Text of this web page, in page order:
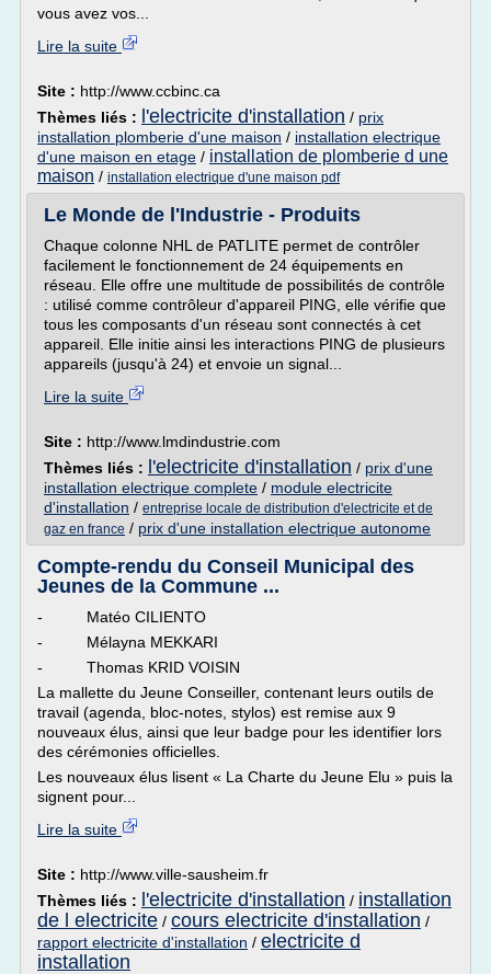
vous avez vos...
Lire la suite
Site : http://www.ccbinc.ca
Thèmes liés :
l'electricite d'installation / prix
installation plomberie d'une maison / installation electrique
d'une maison en etage / installation de plomberie d une
maison / installation electrique d'une maison pdf
Le Monde de l'Industrie - Produits
Chaque colonne NHL de PATLITE permet de contrôler
facilement le fonctionnement de 24 équipements en
réseau. Elle offre une multitude de possibilités de contrôle
: utilisé comme contrôleur d'appareil PING, elle vérifie que
tous les composants d'un réseau sont connectés à cet
appareil. Elle initie ainsi les interactions PING de plusieurs
appareils (jusqu'à 24) et envoie un signal...
Lire la suite
Site : http://www.lmdindustrie.com
Thèmes liés :
l'electricite d'installation / prix d'une
installation electrique complete / module electricite
d'installation / entreprise locale de distribution d'electricite et de
gaz en france / prix d'une installation electrique autonome
Compte-rendu du Conseil Municipal des
Jeunes de la Commune ...
- Matéo CILIENTO
- Mélayna MEKKARI
- Thomas KRID VOISIN
La mallette du Jeune Conseiller, contenant leurs outils de
travail (agenda, bloc-notes, stylos) est remise aux 9
nouveaux élus, ainsi que leur badge pour les identifier lors
des cérémonies officielles.
Les nouveaux élus lisent « La Charte du Jeune Elu » puis la
signent pour...
Lire la suite
Site : http://www.ville-sausheim.fr
Thèmes liés :
l'electricite d'installation / installation
de l electricite / cours electricite d'installation /
rapport electricite d'installation / electricite d
installation